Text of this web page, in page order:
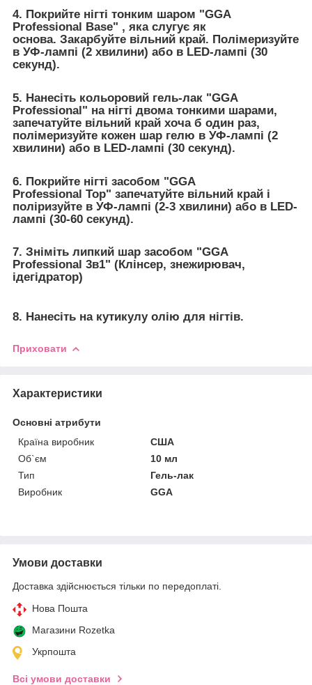
4. Покрийте нігті тонким шаром "GGA
Professional Base" , яка слугує як
основа. Закарбуйте вільний край. Полімеризуйте
в УФ-лампі (2 хвилини) або в LED-лампі (30
секунд).
5. Нанесіть кольоровий гель-лак "GGA
Professional" на нігті двома тонкими шарами,
запечатуйте вільний край хоча б один раз,
полімеризуйте кожен шар гелю в УФ-лампі (2
хвилини) або в LED-лампі (30 секунд).
6. Покрийте нігті засобом "GGA
Professional Top" запечатуйте вільний край і
поліризуйте в УФ-лампі (2-3 хвилини) або в LED-
лампі (30-60 секунд).
7. Зніміть липкий шар засобом "GGA
Professional 3в1" (Клінсер, знежирювач,
ідегідратор)
8. Нанесіть на кутикулу олію для нігтів.
Приховати
Характеристики
Основні атрибути
Країна виробник
США
Об`єм
10 мл
Тип
Гель-лак
Виробник
GGA
Умови доставки
Доставка здійснюється тільки по передоплаті.
Нова Пошта
Магазини Rozetka
Укрпошта
Всі умови доставки